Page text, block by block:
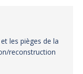
les pièges de la
reconstruction